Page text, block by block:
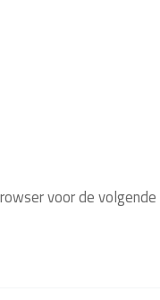
voor de